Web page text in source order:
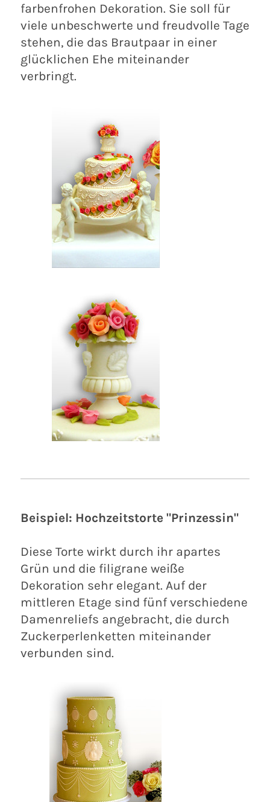
farbenfrohen Dekoration. Sie soll für
viele unbeschwerte und freudvolle Tage
stehen, die das Brautpaar in einer
glücklichen Ehe miteinander
verbringt.
Beispiel: Hochzeitstorte "Prinzessin"
Diese Torte wirkt durch ihr apartes
Grün und die filigrane weiße
Dekoration sehr elegant. Auf der
mittleren Etage sind fünf verschiedene
Damenreliefs angebracht, die durch
Zuckerperlenketten miteinander
verbunden sind.